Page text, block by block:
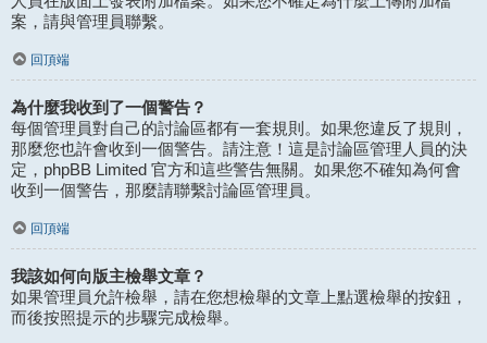
案，請與管理員聯繫。
回頂端
為什麼我收到了一個警告？
每個管理員對自己的討論區都有一套規則。如果您違反了規則，
那麼您也許會收到一個警告。請注意！這是討論區管理人員的決
定，phpBB Limited 官方和這些警告無關。如果您不確知為何會
收到一個警告，那麼請聯繫討論區管理員。
回頂端
我該如何向版主檢舉文章？
如果管理員允許檢舉，請在您想檢舉的文章上點選檢舉的按鈕，
而後按照提示的步驟完成檢舉。